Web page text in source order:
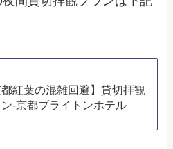
都紅葉の混雑回避】貸切拝観
-京都ブライトンホテル